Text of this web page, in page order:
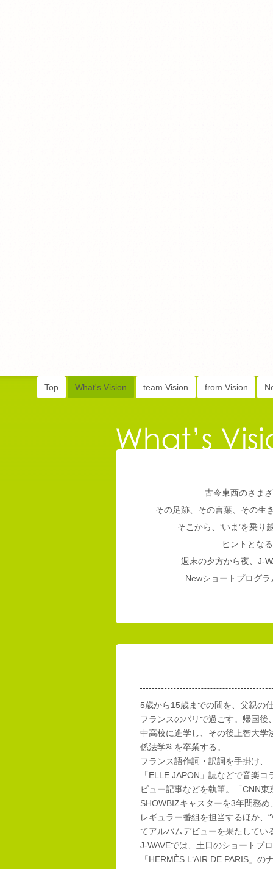
Top What's Vision team Vision from Vision
古今東西のさま
その足跡、その言葉、その生
そこから、‘いま’を乗
ヒントとな
週末の夕方から夜、 J-
Newショートプログ
5歳から15歳までの間を、父親の
フランスのパリで過ごす。帰国後
中高校に進学し、その後上智大学
係法学科を卒業する。
フランス語作詞・訳詞を手掛け、
「ELLE JAPON」誌などで音楽コ
ビュー記事などを執筆。「CNN東
SHOWBIZキャスターを3年間務め
レギュラー番組を担当するほか、
てアルバムデビューを果たしてい
J-WAVEでは、土日のショートプ
「HERMÈS L‘AIR DE PARIS」